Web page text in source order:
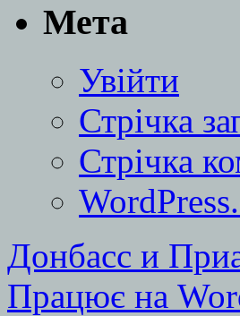
Мета
Увійти
Стрічка
Стрічка
Донбасс и
Працює на